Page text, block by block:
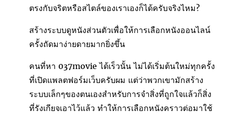
ตรงกับจริตหรือสไตล์ของเราเองก็ได้ครับจริงไหม?
สร้างระบบดูหนังส่วนตัวเพื่อให้การเลือกหนังออนไลน์
ครั้งถัดมาง่ายดายมากยิ่งขึ้น
คนที่หา 037movie ได้เร็วนั้น ไม่ได้เริ่มต้นใหม่ทุกครั้ง
ที่เปิดแพลตฟอร์มเว็บครับผม แต่ว่าพวกเขามักสร้าง
ระบบเล็กๆของตนเองสำหรับการจำสิ่งที่ถูกใจแล้วก็สิ่ง
ที่รังเกียจเอาไว้แล้ว ทำให้การเลือกหนังคราวต่อมาใช้